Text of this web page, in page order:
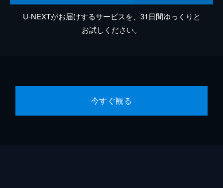
U-NEXTがお届けするサービスを、31日間ゆっくりと
お試しください。
今すぐ観る